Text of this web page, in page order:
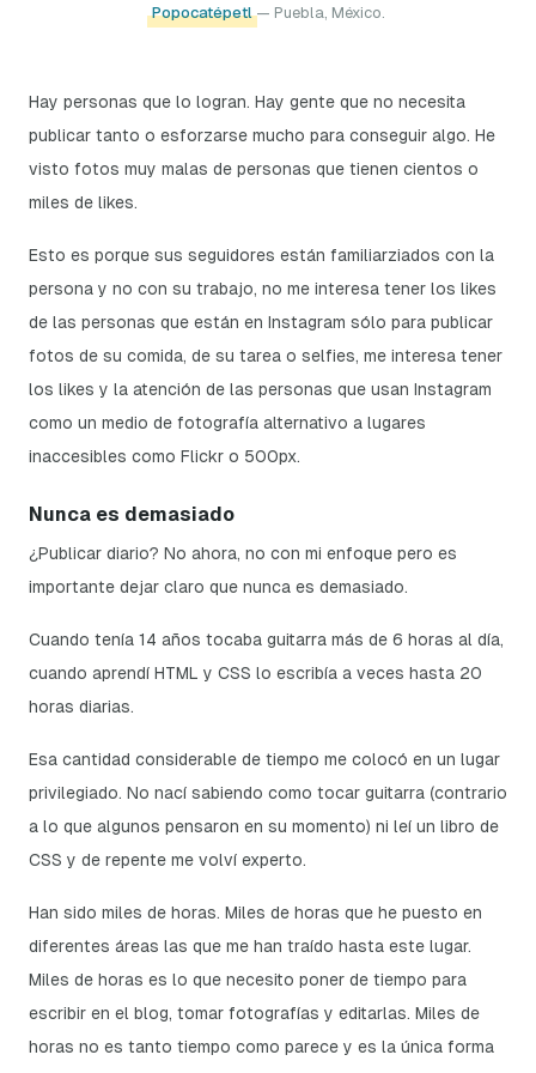
Popocatépetl— Puebla, México.
Hay personas que lo logran. Hay gente que no necesita
publicar tanto o esforzarse mucho para conseguir algo. He
visto fotos muy malas de personas que tienen cientos o
miles de likes.
Esto es porque sus seguidores están familiarziados con la
persona y no con su trabajo, no me interesa tener los likes
de las personas que están en Instagram sólo para publicar
fotos de su comida, de su tarea o selfies, me interesa tener
los likes y la atención de las personas que usan Instagram
como un medio de fotografía alternativo a lugares
inaccesibles como Flickr o 500px.
Nunca es demasiado
¿Publicar diario? No ahora, no con mi enfoque pero es
importante dejar claro que nunca es demasiado.
Cuando tenía 14 años tocaba guitarra más de 6 horas al día,
cuando aprendí HTML y CSS lo escribía a veces hasta 20
horas diarias.
Esa cantidad considerable de tiempo me colocó en un lugar
privilegiado. No nací sabiendo como tocar guitarra (contrario
a lo que algunos pensaron en su momento) ni leí un libro de
CSS y de repente me volví experto.
Han sido miles de horas. Miles de horas que he puesto en
diferentes áreas las que me han traído hasta este lugar.
Miles de horas es lo que necesito poner de tiempo para
escribir en el blog, tomar fotografías y editarlas. Miles de
horas no es tanto tiempo como parece y es la única forma